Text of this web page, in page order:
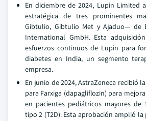
En diciembre de 2024, Lupin Limited
estratégica de tres prominentes
Gibtulio, Gibtulio Met y Ajaduo— de
International GmbH. Esta
esfuerzos continuos de Lupin para
diabetes en India, un segmento
empresa.
En junio de 2024, AstraZeneca recibió
para Farxiga (dapagliflozin) para
en pacientes pediátricos mayores de
tipo 2 (T2D). Esta aprobación amplió la